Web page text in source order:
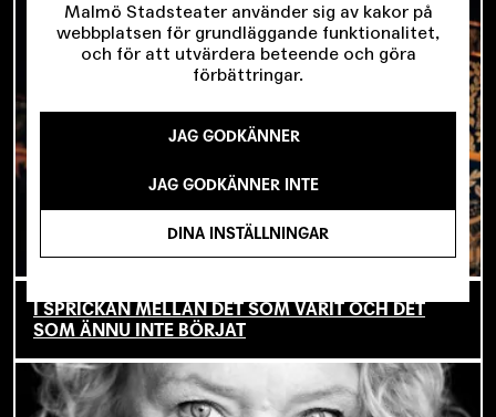
I SPRICKAN MELLAN DET SOM VARIT OCH DET
SOM ÄNNU INTE BÖRJAT
Malmö Stadsteater använder sig av kakor på
webbplatsen för grundläggande funktionalitet,
och för att utvärdera beteende och göra
förbättringar.
JAG GODKÄNNER
JAG GODKÄNNER INTE
DINA INSTÄLLNINGAR